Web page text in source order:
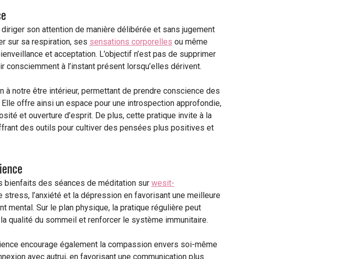
son attention de manière délibérée et sans jugement
sur sa respiration, ses sensations corporelles ou même
et acceptation. L’objectif n’est pas de supprimer
à l’instant présent lorsqu’elles dérivent.
notre être intérieur, permettant de prendre conscience des
offre ainsi un espace pour une introspection approfondie,
et ouverture d’esprit. De plus, cette pratique invite à la
des outils pour cultiver des pensées plus positives et
des séances de méditation sur wesit-
stress, l’anxiété et la dépression en favorisant une meilleure
mental. Sur le plan physique, la pratique régulière peut
qualité du sommeil et renforcer le système immunitaire.
encourage également la compassion envers soi-même
avec autrui, en favorisant une communication plus